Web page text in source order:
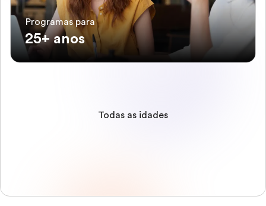
Programas para
25+ anos
Todas as idades